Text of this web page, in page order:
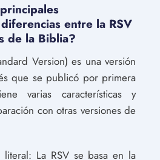
entre la RSV
de la Biblia?
Version) es una versión
que se publicó por primera
varias características y
con otras versiones de
literal: La RSV se basa en la